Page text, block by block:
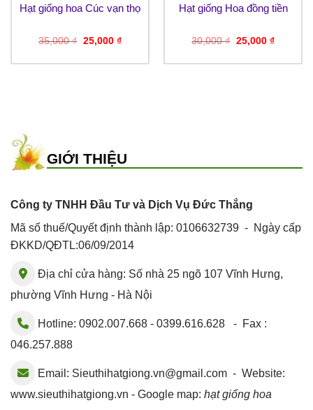
Hạt giống hoa Cúc vạn thọ
35,000₫ Giá
35,000 ₫.
25,000 ₫Giá
là:
Hạt giống Hoa đồng tiền
30,000₫ Giá
30,000 ₫.
25,000 ₫Giá
là:
GIỚI THIỆU
Công ty TNHH Đầu Tư và Dịch Vụ Đức Thắng
Mã số thuế/Quyết định thành lập: 0106632739 - Ngày cấp
ĐKKD/QĐTL:06/09/2014
Địa chỉ cửa hàng: Số nhà 25 ngõ 107 Vĩnh Hưng,
phường Vĩnh Hưng - Hà Nội
Hotline: 0902.007.668 - 0399.616.628 - Fax :
046.257.888
Email: Sieuthihatgiong.vn@gmail.com - Website:
www.sieuthihatgiong.vn - Google map: hạt giống hoa